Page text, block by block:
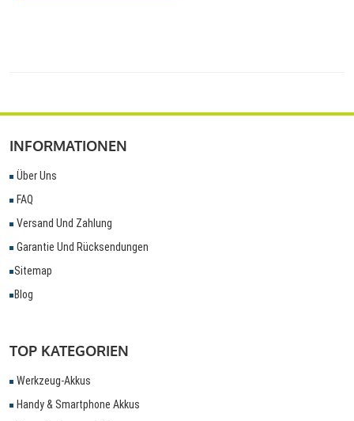
INFORMATIONEN
Über Uns
FAQ
Versand Und Zahlung
Garantie Und Rücksendungen
Sitemap
Blog
TOP KATEGORIEN
Werkzeug-Akkus
Handy & Smartphone Akkus